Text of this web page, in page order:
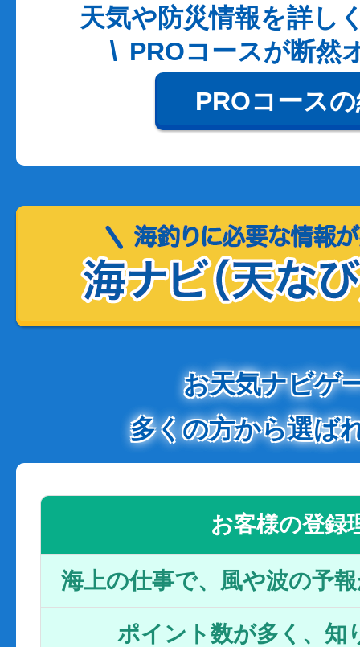
天気や防災情報を詳し
PROコースが断然
PROコース
お天気ナビゲ
多くの方から選ば
お客様の登録
海上の仕事で、風や波の予
ポイント数が多く、知